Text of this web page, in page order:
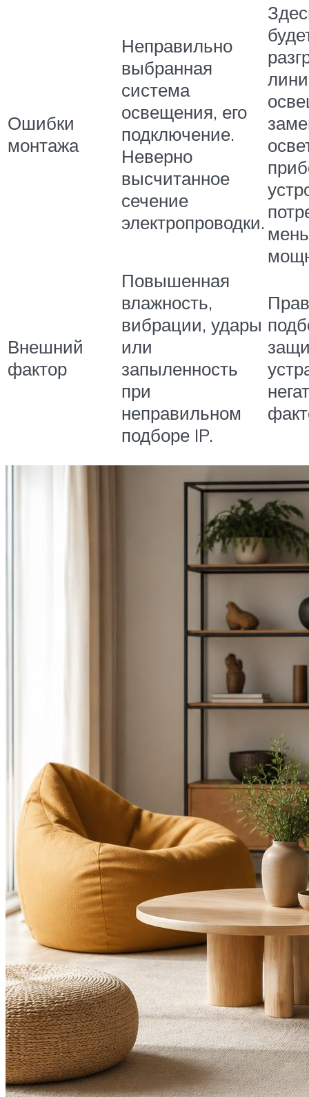
Ошибки
монтажа
Неправильно
выбранная
система
освещения, его
подключение.
Неверно
высчитанное
сечение
электропроводки.
Внешний
фактор
Повышенная
влажность,
вибрации, удары
или
запыленность
при
неправильном
подборе IP.